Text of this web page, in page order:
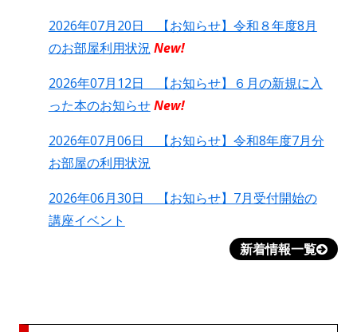
2026年07月20日 【お知らせ】令和８年度8月
のお部屋利用状況 New!
2026年07月12日 【お知らせ】６月の新規に入
った本のお知らせNew!
2026年07月06日 【お知らせ】令和8年度7月分
お部屋の利用状況
2026年06月30日 【お知らせ】7月受付開始の
講座イベント
新着情報一覧